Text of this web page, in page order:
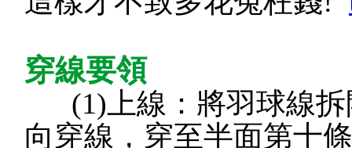
穿線要領
(1)上線：將羽球線
向穿線，穿至半面第十